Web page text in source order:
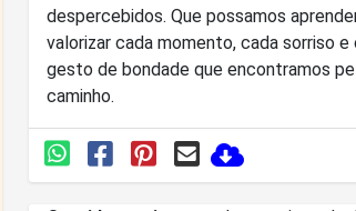
despercebidos. Que possamos
valorizar cada momento, cada sorriso e
gesto de bondade que encontramos
caminho.